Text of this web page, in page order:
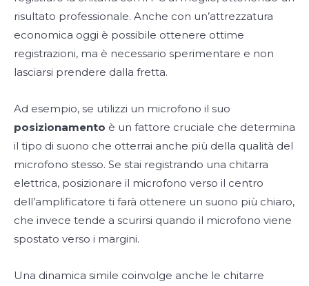
risultato professionale. Anche con un’attrezzatura
economica oggi è possibile ottenere ottime
registrazioni, ma è necessario sperimentare e non
lasciarsi prendere dalla fretta.
Ad esempio, se utilizzi un microfono il suo
posizionamento è un fattore cruciale che determina
il tipo di suono che otterrai anche più della qualità del
microfono stesso. Se stai registrando una chitarra
elettrica, posizionare il microfono verso il centro
dell’amplificatore ti farà ottenere un suono più chiaro,
che invece tende a scurirsi quando il microfono viene
spostato verso i margini.
Una dinamica simile coinvolge anche le chitarre